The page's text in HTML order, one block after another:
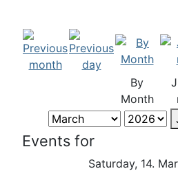
By
Month
Events for
Saturday, 14.